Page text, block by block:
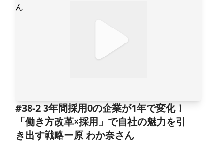
​#38-2 3年間採用0の企業が1年で変化！
「働き方改革×採用」で自社の魅力を引
き出す戦略ー原 わか奈さん